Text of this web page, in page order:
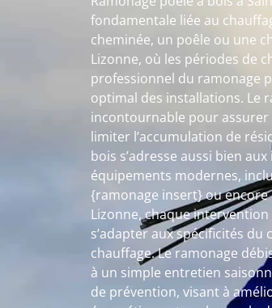
fondamentale liée au
cheminée, un poêle ou une
Lizonne, où les périodes de
professionnel du ramonage
optimal des installations. Le
incontournable pour assurer
limiter l’accumulation de
bois s’adresse aussi bien
équipements modernes,
{ramonage insert} ou encore
Lizonne, chaque
s’adapter aux spécificités
chauffage. Le ramonage
à un simple entretien
de prévention, visant à